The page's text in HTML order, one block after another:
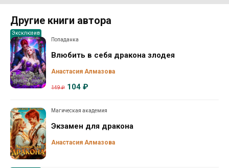
Другие книги автора
Эксклюзив
Попаданка
Влюбить в себя дракона злодея
Анастасия Алмазова
149 ₽ 104 ₽
Магическая академия
Экзамен для дракона
Анастасия Алмазова